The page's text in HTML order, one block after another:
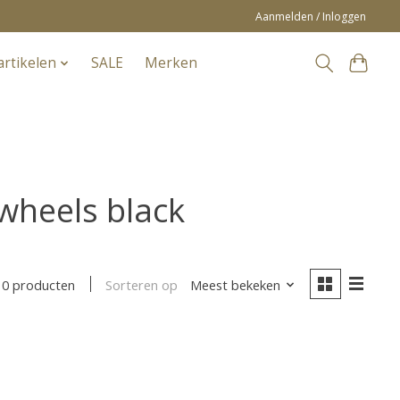
Aanmelden / Inloggen
SALE Merken
black
0 producten Sorteren op Meest bekeken